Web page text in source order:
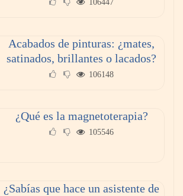
10 ideas para diseñar
106447
Acabados de pinturas: ¿mates,
satinados, brillantes o lacados?
106148
¿Qué es la magnetoterapia?
105546
¿Sabías que hace un asistente de